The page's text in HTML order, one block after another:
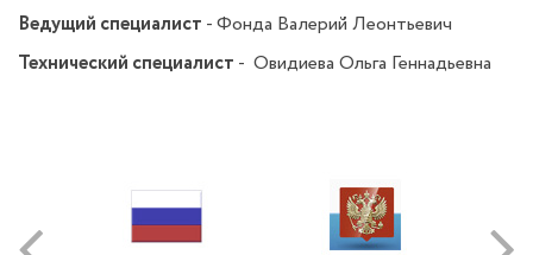
Ведущий специалист - Фонда Валерий Леонтьевич
Технический специалист - Овидиева Ольга Геннадьевна